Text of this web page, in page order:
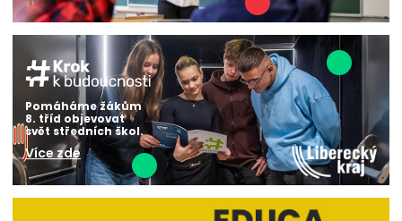
Pomáháme žákům
8. tříd objevovat
svět středních škol.
Více zde